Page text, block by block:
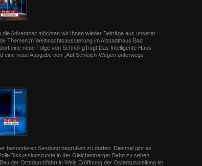
Adventzeit möchten wir Ihnen wieder Beiträge aus unserer
Themen:/n Weihnachtsausstellung im Altstadthaus Bad
eine neue Folge von Schnöll g‘frogt Das Intelligente Haus
neue Ausgabe von „Auf Schleich-Wegen unterwegs“
besonderen Sendung begrüßen zu dürfen. Diesmal gibt es
Diskussionsrunde in der Gleichenberger Bahn zu sehen.
der Ortsdurchfahrt in Weiz Eröffnung der Osterausstellung im